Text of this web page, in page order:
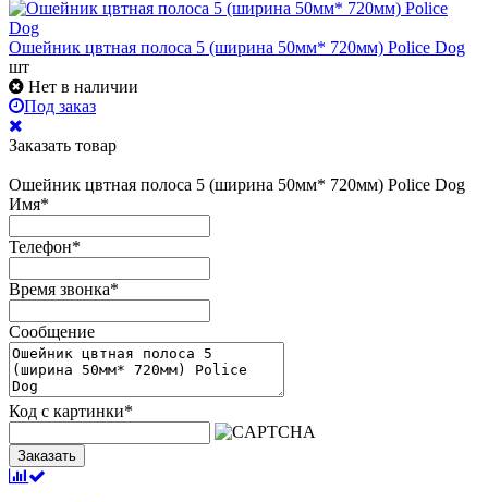
Ошейник цвтная полоса 5 (ширина 50мм* 720мм) Police Dog
шт
Нет в наличии
Под заказ
Заказать товар
Ошейник цвтная полоса 5 (ширина 50мм* 720мм) Police Dog
Имя*
Телефон*
Время звонка*
Сообщение
Код с картинки*
Заказать